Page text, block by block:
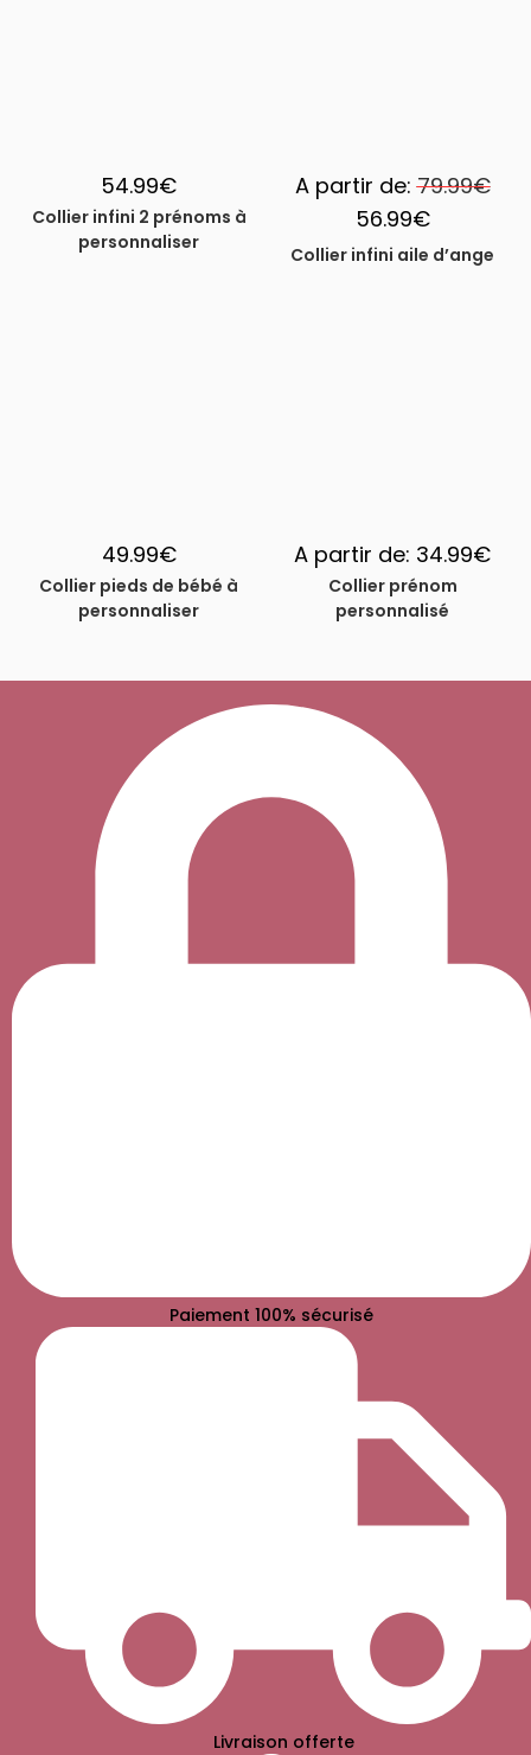
54.99€
Collier infini 2 prénoms à
personnaliser
A partir de:79.99€
56.99€
Collier infini aile d’ange
49.99€
Collier pieds de bébé à
personnaliser
A partir de: 34.99€
Collier prénom
personnalisé
Paiement 100% sécurisé
Livraison offerte